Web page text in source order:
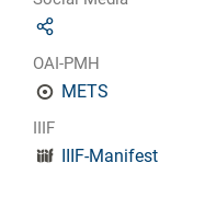
OAI-PMH
METS
IIIF
IIIF-Manifest